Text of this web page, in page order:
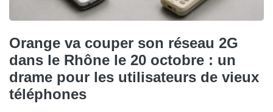
Orange va couper son réseau 2G
dans le Rhône le 20 octobre : un
drame pour les utilisateurs de vieux
téléphones